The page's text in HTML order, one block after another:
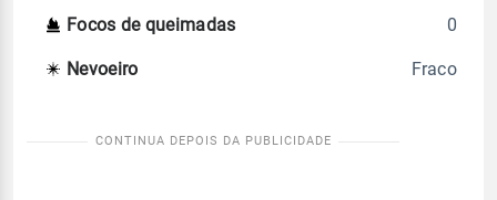
Focos de queimadas 0
Nevoeiro Fraco